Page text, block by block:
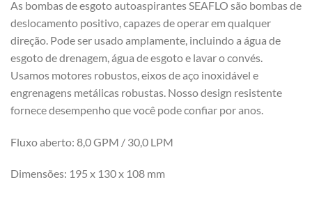
As bombas de esgoto autoaspirantes SEAFLO são bombas de
deslocamento positivo, capazes de operar em qualquer
direção. Pode ser usado amplamente, incluindo a água de
esgoto de drenagem, água de esgoto e lavar o convés.
Usamos motores robustos, eixos de aço inoxidável e
engrenagens metálicas robustas. Nosso design resistente
fornece desempenho que você pode confiar por anos.
Fluxo aberto: 8,0 GPM / 30,0 LPM
Dimensões: 195 x 130 x 108 mm